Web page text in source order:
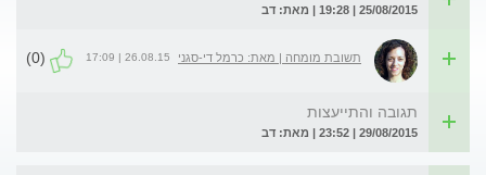
25/08/2015 | 19:28 | מאת: דב
תשובת מומחה | מאת: כרמל די-סגני 26.08.15 | 17:09
(0)
תגובה והתייעצות
29/08/2015 | 23:52 | מאת: דב